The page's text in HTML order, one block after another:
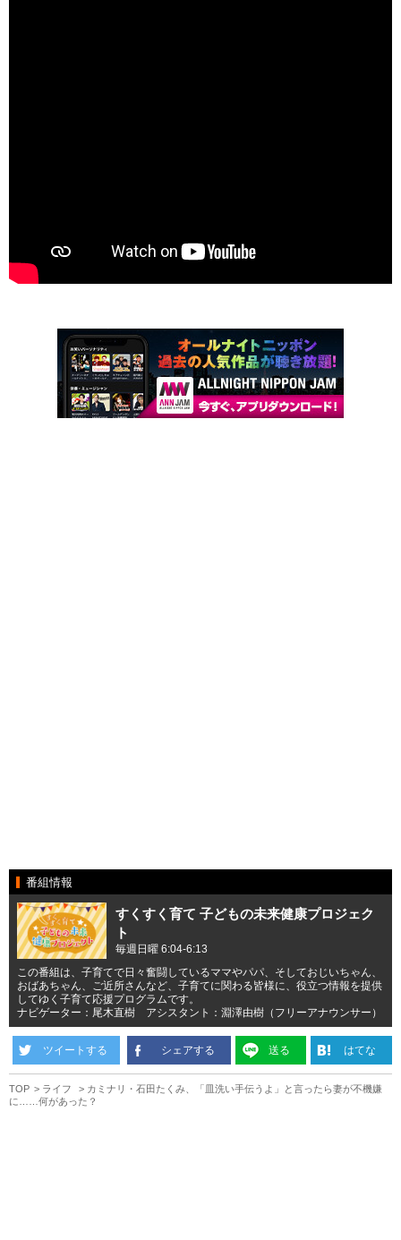
番組情報
すくすく育て 子どもの未来健康プロジェク
ト
毎週日曜 6:04-6:13
この番組は、子育てで日々奮闘しているママやパパ、そしておじいちゃん、
おばあちゃん、ご近所さんなど、子育てに関わる皆様に、役立つ情報を提供
してゆく子育て応援プログラムです。
ナビゲーター：尾木直樹 アシスタント：淵澤由樹（フリーアナウンサー）
ツイートする シェアする 送る はてな
TOP ライフ
カミナリ・石田たくみ、「皿洗い手伝うよ」と言ったら妻が不機嫌
に……何があった？